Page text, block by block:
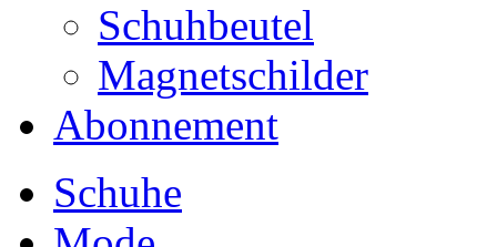
Schuhbeutel
Magnetschilder
Abonnement
Schuhe